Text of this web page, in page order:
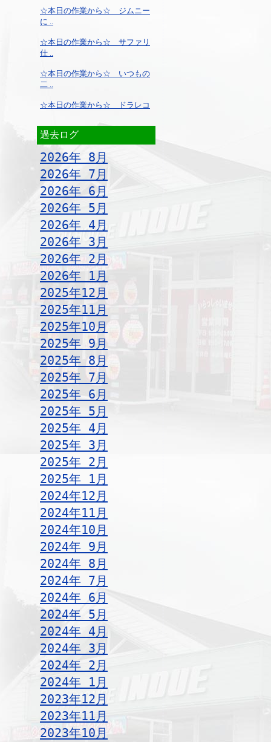
☆本日の作業から☆ ジムニー
に ..
☆本日の作業から☆ サファリ
仕 ..
☆本日の作業から☆ いつもの
二 ..
☆本日の作業から☆ ドラレコ
過去ログ
2026年 8月
2026年 7月
2026年 6月
2026年 5月
2026年 4月
2026年 3月
2026年 2月
2026年 1月
2025年12月
2025年11月
2025年10月
2025年 9月
2025年 8月
2025年 7月
2025年 6月
2025年 5月
2025年 4月
2025年 3月
2025年 2月
2025年 1月
2024年12月
2024年11月
2024年10月
2024年 9月
2024年 8月
2024年 7月
2024年 6月
2024年 5月
2024年 4月
2024年 3月
2024年 2月
2024年 1月
2023年12月
2023年11月
2023年10月